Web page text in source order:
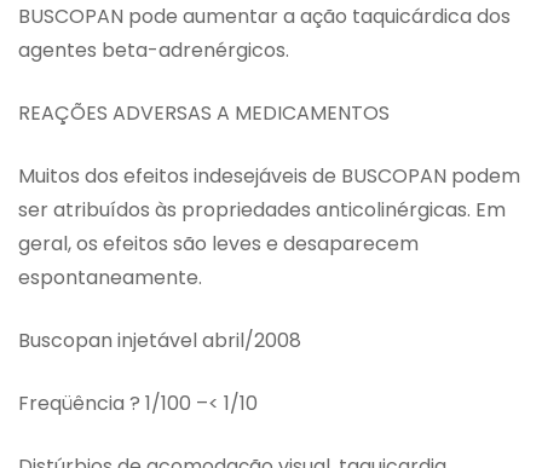
BUSCOPAN pode aumentar a ação taquicárdica dos
agentes beta-adrenérgicos.
REAÇÕES ADVERSAS A MEDICAMENTOS
Muitos dos efeitos indesejáveis de BUSCOPAN podem
ser atribuídos às propriedades anticolinérgicas. Em
geral, os efeitos são leves e desaparecem
espontaneamente.
Buscopan injetável abril/2008
Freqüência ? 1/100 –< 1/10